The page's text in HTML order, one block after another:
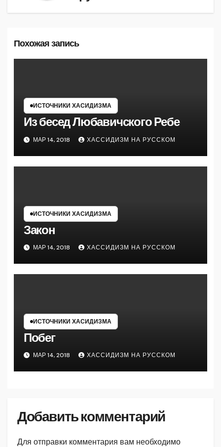
Похожая запись
ИСТОЧНИКИ ХАСИДИЗМА
Из бесед Любавичского Ребе
МАР 14, 2018 ХАССИДИЗМ НА РУССКОМ
ИСТОЧНИКИ ХАСИДИЗМА
Закон
МАР 14, 2018 ХАССИДИЗМ НА РУССКОМ
ИСТОЧНИКИ ХАСИДИЗМА
Побег
МАР 14, 2018 ХАССИДИЗМ НА РУССКОМ
Добавить комментарий
Для отправки комментария вам необходимо